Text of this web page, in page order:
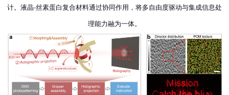
计。液晶-丝素蛋白复合材料通过协同作用，将多自由度驱动与集成信息处
理能力融为一体。